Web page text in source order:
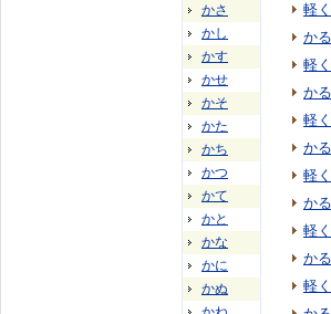
かさ
かし
かす
かせ
かそ
かた
かち
かつ
かて
かと
かな
かに
かぬ
軽
か
軽
か
軽
か
軽
か
軽
か
軽